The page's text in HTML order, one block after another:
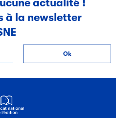
actualité !
à la newsletter
Suivez les ventes de vos